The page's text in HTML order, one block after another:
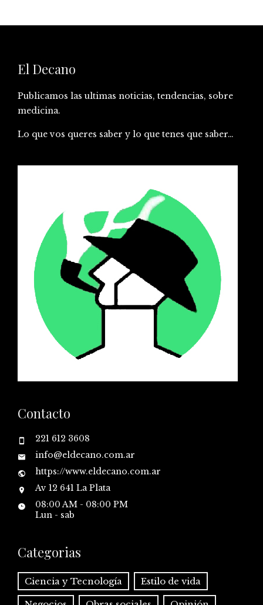
El Decano
Publicamos las ultimas noticias, tendencias, sobre
medicina.
Lo que vos queres saber y lo que tenes que saber…
Contacto
221 612 3608
info@eldecano.com.ar
https://www.eldecano.com.ar
Av 12 641 La Plata
08:00 AM - 08:00 PM
Lun - sab
Categorias
Ciencia y Tecnología Estilo de vida